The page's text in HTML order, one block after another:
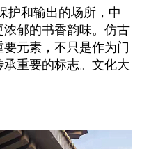
护和输出的场所，中
郁的书香韵味。仿古
元素，不只是作为门
重要的标志。文化大